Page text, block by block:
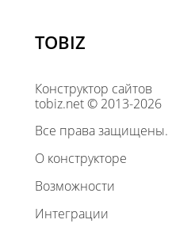
TOBIZ
Конструктор сайтов
tobiz.net © 2013-2026
Все права защищены.
О конструкторе
Возможности
Интеграции